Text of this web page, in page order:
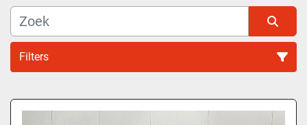
Filters
Alle categoriën